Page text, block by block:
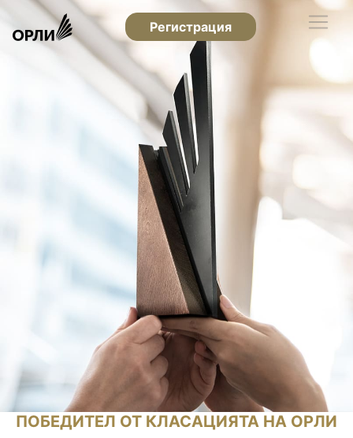
Регистрация
ПОБЕДИТЕЛ ОТ КЛАСАЦИЯТА НА ОРЛИ